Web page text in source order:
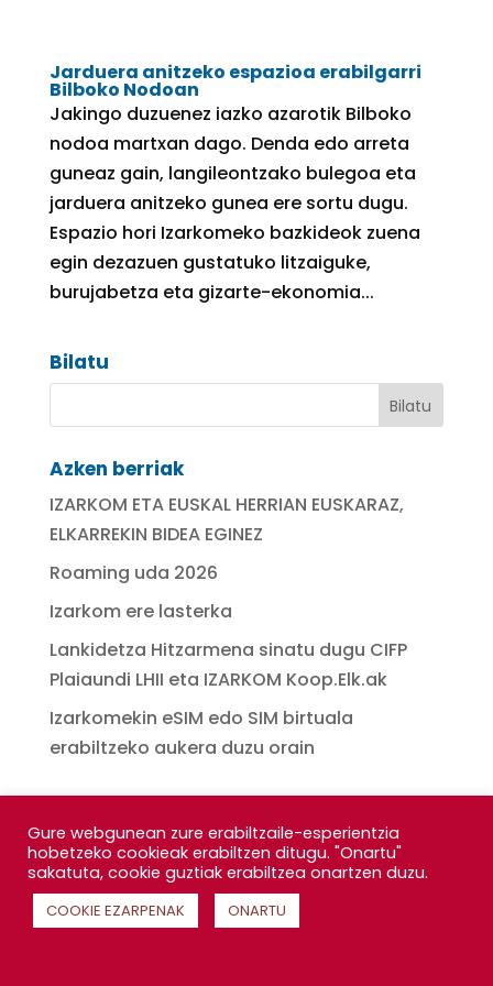
Jarduera anitzeko espazioa erabilgarri
Bilboko Nodoan
Jakingo duzuenez iazko azarotik Bilboko
nodoa martxan dago. Denda edo arreta
guneaz gain, langileontzako bulegoa eta
jarduera anitzeko gunea ere sortu dugu.
Espazio hori Izarkomeko bazkideok zuena
egin dezazuen gustatuko litzaiguke,
burujabetza eta gizarte-ekonomia...
Bilatu
Azken berriak
IZARKOM ETA EUSKAL HERRIAN EUSKARAZ,
ELKARREKIN BIDEA EGINEZ
Roaming uda 2026
Izarkom ere lasterka
Lankidetza Hitzarmena sinatu dugu CIFP
Plaiaundi LHII eta IZARKOM Koop.Elk.ak
Izarkomekin eSIM edo SIM birtuala
erabiltzeko aukera duzu orain
Gure webgunean zure erabiltzaile-esperientzia
hobetzeko cookieak erabiltzen ditugu. "Onartu"
sakatuta, cookie guztiak erabiltzea onartzen duzu.
COOKIE EZARPENAK ONARTU